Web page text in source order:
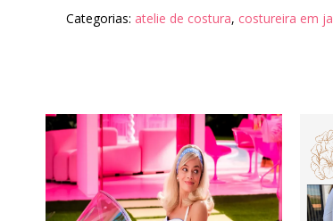
Categorias: atelie de costura, costureira em